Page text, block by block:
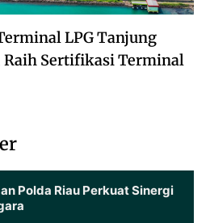
LPG Tanjung
Raih Sertifikasi Terminal